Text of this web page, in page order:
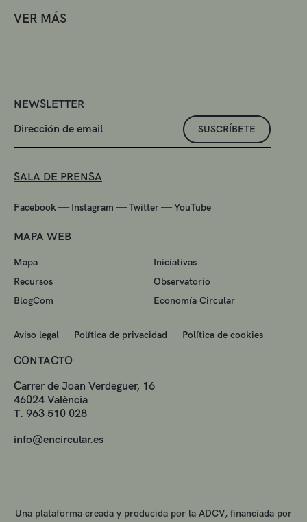
VER MÁS
NEWSLETTER
SUSCRÍBETE
SALA DE PRENSA
Facebook — Instagram —Twitter—YouTube
MAPA WEB
Mapa
Iniciativas
Recursos
Observatorio
BlogCom
Economía Circular
Aviso legal — Política de privacidad — Política de cookies
CONTACTO
Carrer de Joan Verdeguer, 16
46024 València
T. 963 510 028
info@encircular.es
Una plataforma creada y producida por la ADCV, financiada por